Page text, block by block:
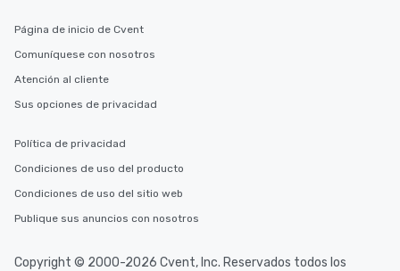
Página de inicio de Cvent
Comuníquese con nosotros
Atención al cliente
Sus opciones de privacidad
Política de privacidad
Condiciones de uso del producto
Condiciones de uso del sitio web
Publique sus anuncios con nosotros
Copyright © 2000-2026 Cvent, Inc. Reservados todos los